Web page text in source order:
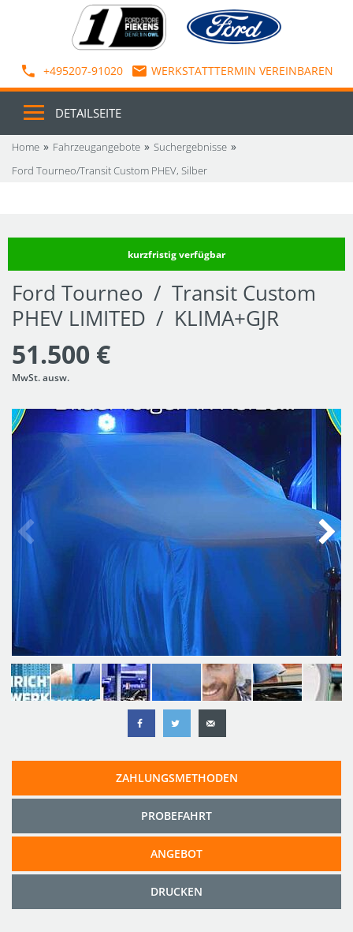
+495207-91020 WERKSTATTTERMIN VEREINBAREN
DETAILSEITE
Home Fahrzeugangebote
Suchergebnisse
Ford Tourneo/Transit Custom PHEV, Silber
kurzfristig verfügbar
Ford Tourneo / Transit Custom
PHEV LIMITED / KLIMA+GJR
51.500 €
MwSt. ausw.
ZAHLUNGSMETHODEN
PROBEFAHRT
ANGEBOT
DRUCKEN